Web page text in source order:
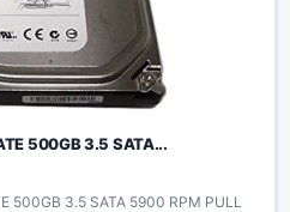
500GB 3.5 SATA...
500GB 3.5 SATA 5900 RPM PULL